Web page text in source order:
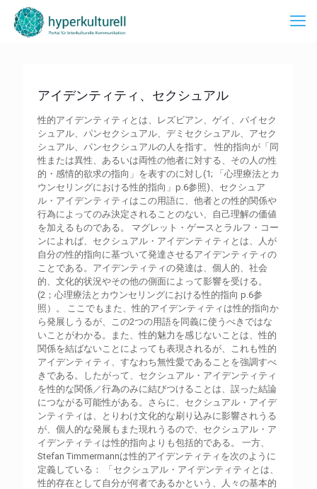
アイデンティティ、セクシュアル
性的アイデンティティとは、レズビアン、ゲイ、バイセク
シュアル、パンセクシュアル、デミセクシュアル、アセク
シュアル、パンセクシュアルの人を指す。 性的指向が「同
性または異性、あるいは両性の他者に対する、その人の性
的・感情的欲求の指向」を表すのに対し(1; 「心理療法とカ
ウンセリングにおける性的指向」p.6参照)、セクシュア
ル・アイデンティティはこの用語に、他者との性的関係や
行為によってのみ決定されることのない、自己理解の価値
を加えるものである。 マグレット・ゲースとラルフ・コー
ンによれば、セクシュアル・アイデンティティとは、人が
自分の性的指向に基づいて発達させるアイデンティティの
ことである。アイデンティティの発達は、個人的、社会
的、文化的状況やその他の側面によって影響を受ける。
(2；心理療法とカウンセリングにおける性的指向 p.6参
照）。 ここでもまた、性的アイデンティティは性的指向か
ら発展しうるが、この2つの用語を同義に使うべきではな
いことがわかる。また、性的魅力を感じないことは、性的
関係を結ばないことによっても表現されるが、これも性的
アイデンティティ、すなわち無性愛であることを強調すべ
きである。したがって、セクシュアル・アイデンティティ
を性的な関係／行為のみに結びつけることは、誤った結論
につながる可能性がある。さらに、セクシュアル・アイデ
ンティティは、とりわけ文化的な刷り込みに影響されうる
が、個人的な発展もまた現れうるので、セクシュアル・ア
イデンティティは性的指向よりも包括的である。 一方、
Stefan Timmermannは性的アイデンティティを次のように
定義している： 「セクシュアル・アイデンティティとは、
性的存在として自分が何者であるかという、人々の基本的